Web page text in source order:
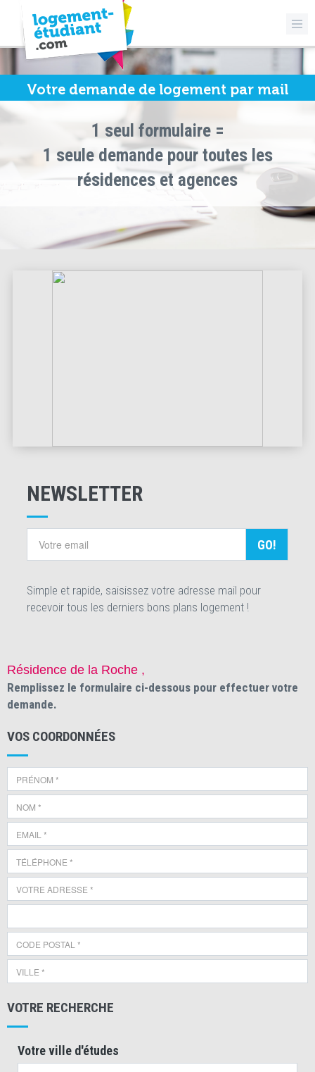
Votre demande de logement par mail
1 seul formulaire =
1 seule demande pour toutes les
résidences et agences
NEWSLETTER
GO!
Simple et rapide, saisissez votre adresse mail pour
recevoir tous les derniers bons plans logement !
Résidence de la Roche ,
Remplissez le formulaire ci-dessous pour effectuer votre
demande.
VOS COORDONNÉES
VOTRE RECHERCHE
Votre ville d'études